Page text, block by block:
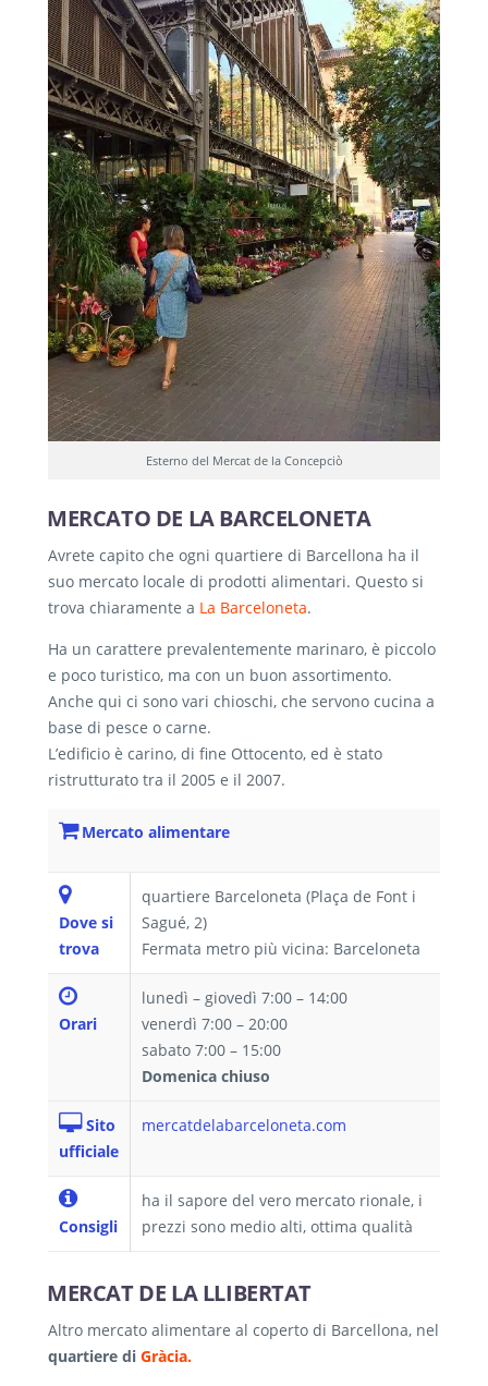
Esterno del Mercat de la Concepciò
MERCATO DE LA BARCELONETA
Avrete capito che ogni quartiere di Barcellona ha il
suo mercato locale di prodotti alimentari. Questo si
trova chiaramente a La Barceloneta.
Ha un carattere prevalentemente marinaro, è piccolo
e poco turistico, ma con un buon assortimento.
Anche qui ci sono vari chioschi, che servono cucina a
base di pesce o carne.
L’edificio è carino, di fine Ottocento, ed è stato
ristrutturato tra il 2005 e il 2007.
Mercato alimentare
Dove si
trova
quartiere Barceloneta (Plaça de Font i
Sagué, 2)
Fermata metro più vicina: Barceloneta
Orari
lunedì – giovedì 7:00 – 14:00
venerdì 7:00 – 20:00
sabato 7:00 – 15:00
Domenica chiuso
Sito
ufficiale
mercatdelabarceloneta.com
Consigli
ha il sapore del vero mercato rionale, i
prezzi sono medio alti, ottima qualità
MERCAT DE LA LLIBERTAT
Altro mercato alimentare al coperto di Barcellona, nel
quartiere di Gràcia.